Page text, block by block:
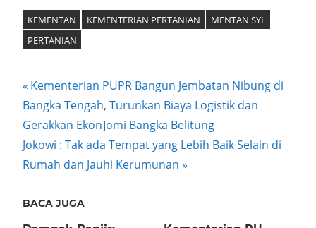
KEMENTAN KEMENTERIAN PERTANIAN
MENTAN SYL
PERTANIAN
Post
navigation
Previous
Post:
Kementerian PUPR Bangun Jembatan Nibung di
Bangka Tengah, Turunkan Biaya Logistik dan
Gerakkan Ekon]omi Bangka Belitung
Next
Post:
Jokowi : Tak ada Tempat yang Lebih Baik Selain di
Rumah dan Jauhi Kerumunan
BACA JUGA